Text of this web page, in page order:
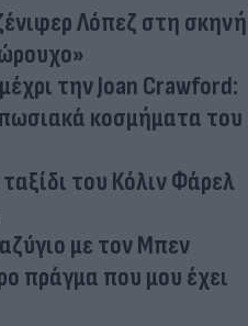
Λόπεζ στη σκηνή
την Joan Crawford:
κοσμήματα του
του Κόλιν Φάρελ
με τον Μπεν
πράγμα που μου έχει